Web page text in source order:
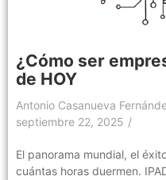
¿Cómo ser
de HOY
Antonio Casanueva
septiembre 22, 2025 /
El panorama mundial, el
cuántas horas duermen.